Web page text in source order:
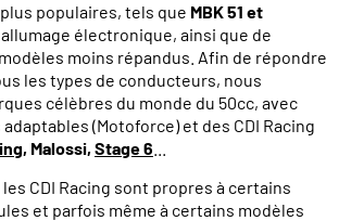
populaires, tels que MBK 51 et
électronique, ainsi que de
moins répandus. Afin de répondre
les types de conducteurs, nous
célèbres du monde du 50cc, avec
(Motoforce) et des CDI Racing
, Malossi, Stage 6
les CDI Racing sont propres à certains
et parfois même à certains modèles